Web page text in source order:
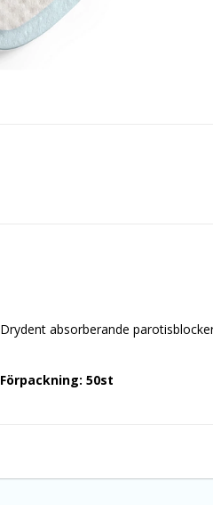
Drydent absorberande
Förpackning: 50st